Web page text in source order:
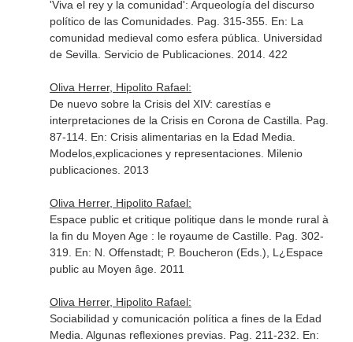
'Viva el rey y la comunidad': Arqueología del discurso
político de las Comunidades. Pag. 315-355. En: La
comunidad medieval como esfera pública . Universidad
de Sevilla. Servicio de Publicaciones. 2014. 422
Oliva Herrer, Hipolito Rafael:
De nuevo sobre la Crisis del XIV: carestías e
interpretaciones de la Crisis en Corona de Castilla. Pag.
87-114. En: Crisis alimentarias en la Edad Media.
Modelos,explicaciones y representaciones. Milenio
publicaciones. 2013
Oliva Herrer, Hipolito Rafael:
Espace public et critique politique dans le monde rural à
la fin du Moyen Age : le royaume de Castille. Pag. 302-
319. En: N. Offenstadt; P. Boucheron (Eds.), L¿Espace
public au Moyen âge. 2011
Oliva Herrer, Hipolito Rafael:
Sociabilidad y comunicación política a fines de la Edad
Media. Algunas reflexiones previas. Pag. 211-232. En: